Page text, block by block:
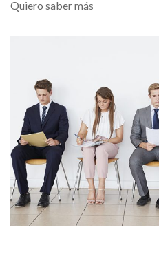
Quiero saber más